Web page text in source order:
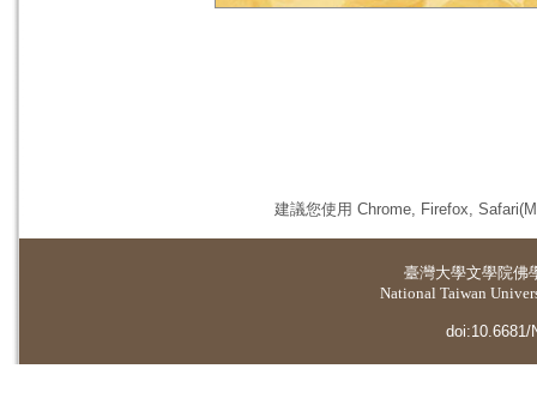
建議您使用 Chrome, Firefox,
臺灣大學文學院佛
National Taiwan
doi:10.6681/